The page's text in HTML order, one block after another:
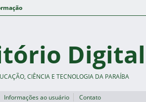
Digital
CIÊNCIA E TECNOLOGIA DA PARAÍBA
Informações ao usuário
Contato